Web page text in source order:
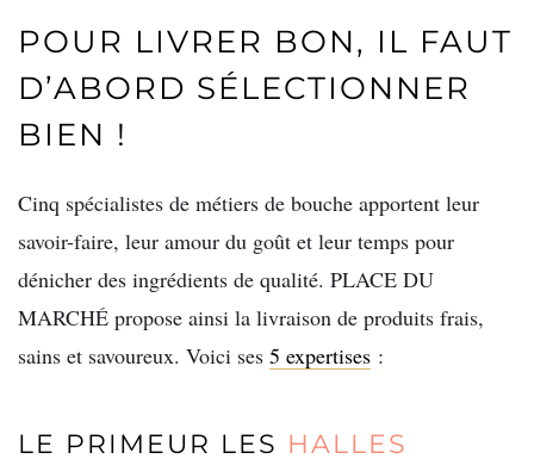
POUR LIVRER BON, IL FAUT
D’ABORD SÉLECTIONNER
BIEN !
Cinq spécialistes de métiers de bouche apportent leur
savoir-faire, leur amour du goût et leur temps pour
dénicher des ingrédients de qualité. PLACE DU
MARCHÉ propose ainsi la livraison de produits frais,
sains et savoureux. Voici ses 5 expertises :
LE PRIMEUR LES HALLES